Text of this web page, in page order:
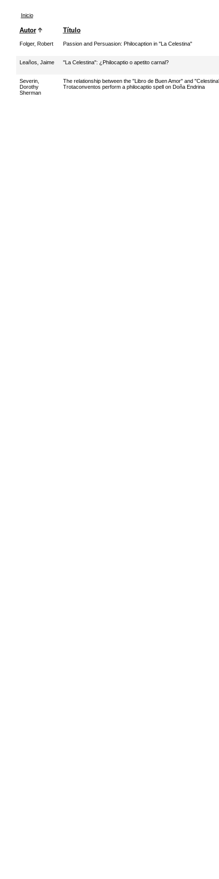
Inicio
Autor Título
Folger, Robert Passion and Persuasion: Philocaption in "La Celestina"
Leaños, Jaime "La Celestina": ¿Philocaptio o apetito carnal?
Severin,
Dorothy
Sherman
The relationship between the "Libro de Buen Amor" and
Trotaconventos perform a philocaptio spell on Doña Endrina